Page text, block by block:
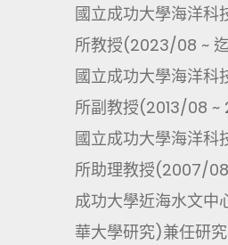
國立成功大學海洋科
所教授(2023/08 ~
國立成功大學海洋科
所副教授(2013/08
國立成功大學海洋科
所助理教授(2007/
成功大學近海水文中
華大學研究)兼任研